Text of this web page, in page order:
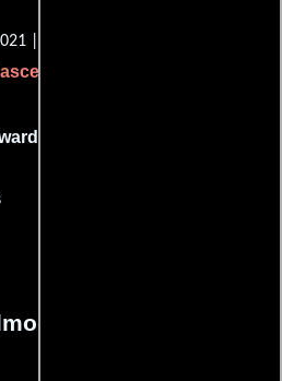
| Mejor música
de Skywalker